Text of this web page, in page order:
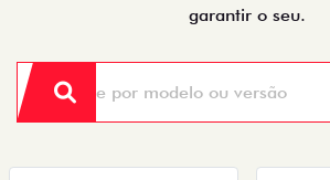
garantir o seu.